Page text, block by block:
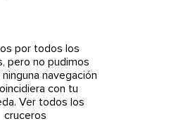
por todos los
pero no pudimos
navegación
con tu
Ver todos los
cruceros